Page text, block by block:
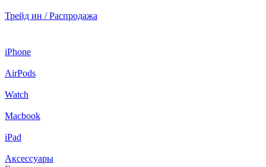
Трейд ин / Распродажа
iPhone
AirPods
Watch
Macbook
iPad
Аксессуары